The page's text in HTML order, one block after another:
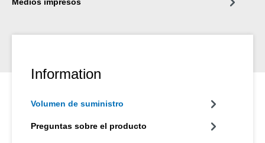
Information
Volumen de suministro
Preguntas sobre el producto